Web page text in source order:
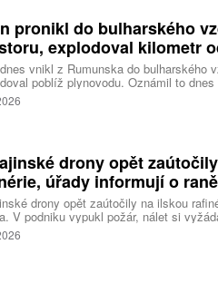
pronikl do bulharského
explodoval kilometr
vnikl z Rumunska do bulharského
poblíž plynovodu. Oznámil to
premiér Rumen Radev. Dron podle
píše agentura DPA.
drony opět
úřady informují o
drony opět zaútočily na ilskou
V podniku vypukl požár, nálet si
informoval krizový štáb
v Zadonsku na Donu, oznámil